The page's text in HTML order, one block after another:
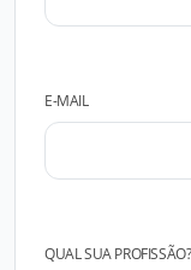
E-MAIL
QUAL SUA PROFISSÃO?